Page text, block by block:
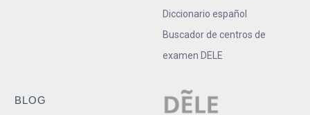
Diccionario español
Buscador de centros de
examen DELE
BLOG